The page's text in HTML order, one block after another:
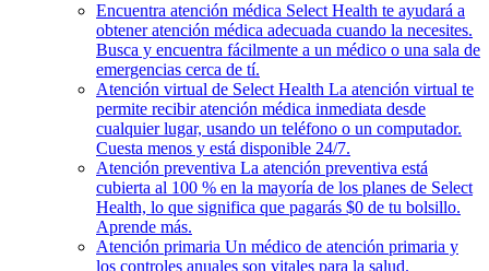
Encuentra atención médica Select Health te ayudará a
obtener atención médica adecuada cuando la necesites.
Busca y encuentra fácilmente a un médico o una sala de
emergencias cerca de tí.
Atención virtual de Select Health La atención virtual te
permite recibir atención médica inmediata desde
cualquier lugar, usando un teléfono o un computador.
Cuesta menos y está disponible 24/7.
Atención preventiva La atención preventiva está
cubierta al 100 % en la mayoría de los planes de Select
Health, lo que significa que pagarás $0 de tu bolsillo.
Aprende más.
Atención primaria Un médico de atención primaria y
los controles anuales son vitales para la salud.